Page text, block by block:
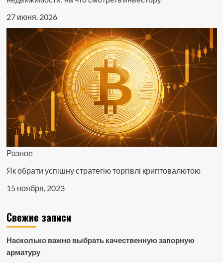
27 июня, 2026
Разное
Як обрати успішну стратегію торгівлі криптовалютою
15 ноября, 2023
Свежие записи
Насколько важно выбрать качественную запорную
арматуру